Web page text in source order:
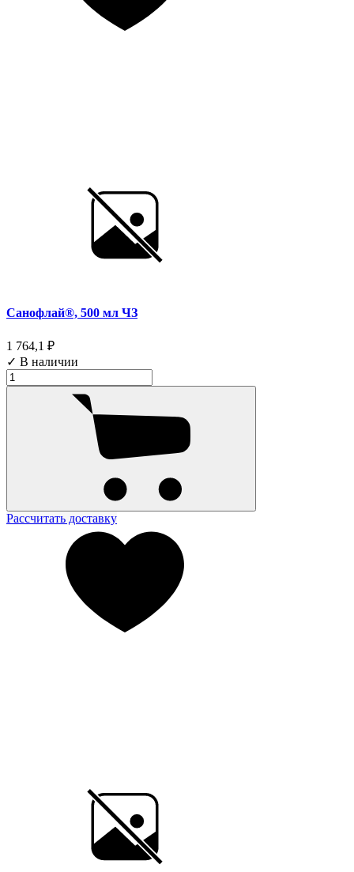
Санофлай®, 500 мл ЧЗ
1 764,1 ₽
✓ В наличии
Рассчитать доставку